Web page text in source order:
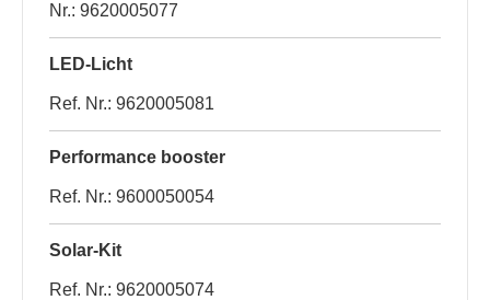
Nr.: 9620005077
LED-Licht
Ref. Nr.: 9620005081
Performance booster
Ref. Nr.: 9600050054
Solar-Kit
Ref. Nr.: 9620005074